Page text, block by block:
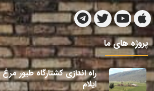
پروژه های ما
راه اندازی کشتارگاه طیور
ایلام